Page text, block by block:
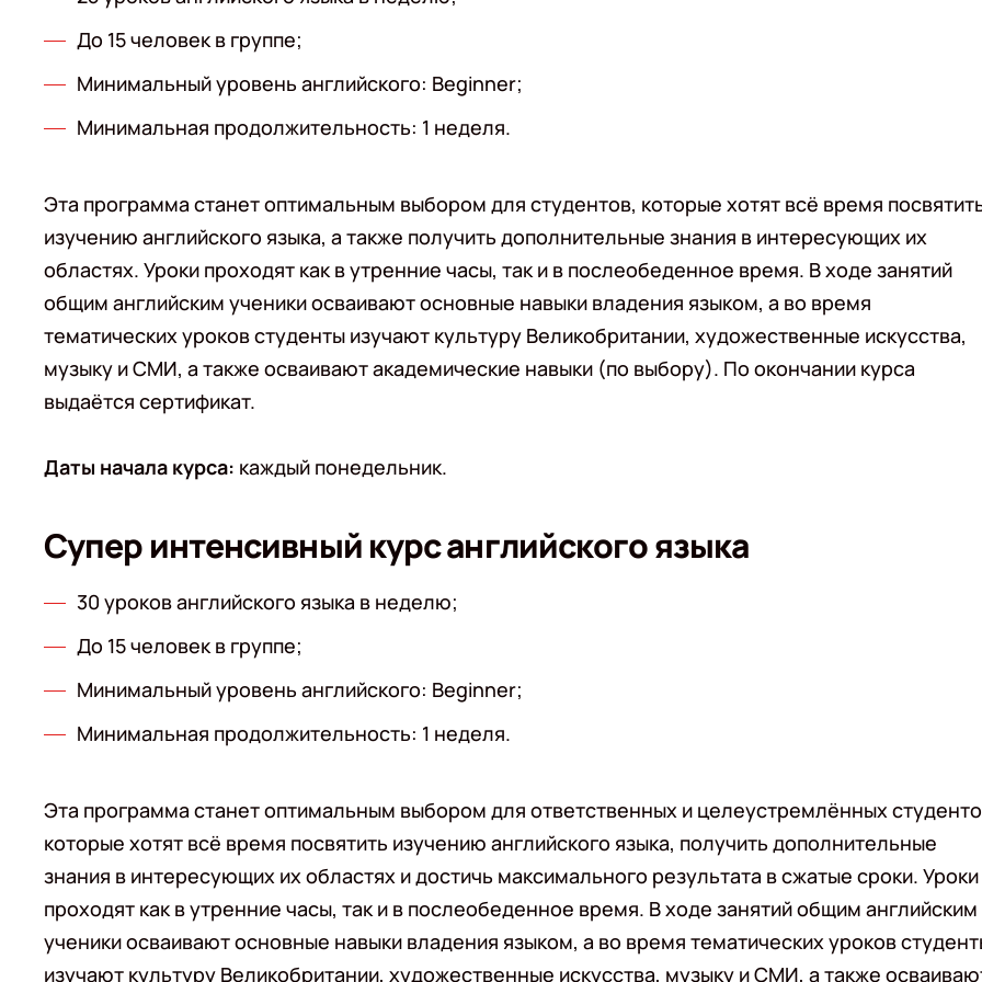
До 15 человек в группе;
Минимальный уровень английского: Beginner;
Минимальная продолжительность: 1 неделя.
Эта программа станет оптимальным выбором для студентов, которые хотят всё время
изучению английского языка, а также получить дополнительные знания в интересующих их
областях. Уроки проходят как в утренние часы, так и в послеобеденное время. В ходе занятий
общим английским ученики осваивают основные навыки владения языком, а во время
тематических уроков студенты изучают культуру Великобритании, художественные искусства,
музыку и СМИ, а также осваивают академические навыки (по выбору). По окончании курса
выдаётся сертификат.
Даты начала курса: каждый понедельник.
Супер интенсивный курс английского языка
30 уроков английского языка в неделю;
До 15 человек в группе;
Минимальный уровень английского: Beginner;
Минимальная продолжительность: 1 неделя.
Эта программа станет оптимальным выбором для ответственных и целеустремлённых
которые хотят всё время посвятить изучению английского языка, получить дополнительные
знания в интересующих их областях и достичь максимального результата в сжатые сроки. Уроки
проходят как в утренние часы, так и в послеобеденное время. В ходе занятий общим английским
ученики осваивают основные навыки владения языком, а во время тематических уроков
изучают культуру Великобритании, художественные искусства, музыку и СМИ, а также